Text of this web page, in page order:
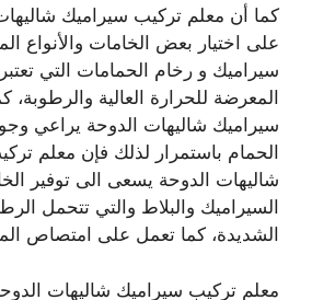
كما أن معلم تركيب سيراميك
على اختيار بعض الخامات والأنواع
سيراميك و رخام الحمامات التي
المعرضة للحرارة العالية
سيراميك شاليهات الدوحة يراعي
الحمام باستمرار لذلك فإن معلم
شاليهات الدوحة يسعى الى توفير
السيراميك والبلاط والتي تتحمل
الشديدة، كما تعمل على امتصاص
معلم تركيب سيراميك شاليهات